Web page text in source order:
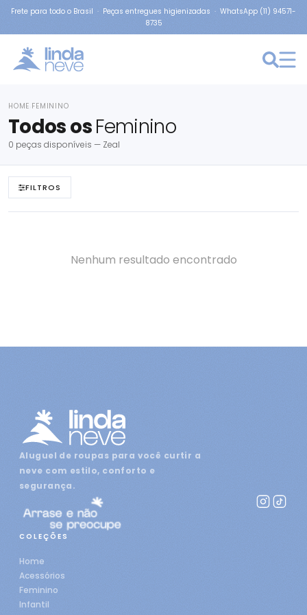
Frete para todo o Brasil · Peças entregues higienizadas · WhatsApp (11) 94571-
8735
HOME FEMININO
Todos osFeminino
0 peças disponíveis — Zeal
FILTROS
Nenhum resultado encontrado
Aluguel de roupas para você curtir a
neve com estilo, conforto e
segurança.
COLEÇÕES
Home
Acessórios
Feminino
Infantil